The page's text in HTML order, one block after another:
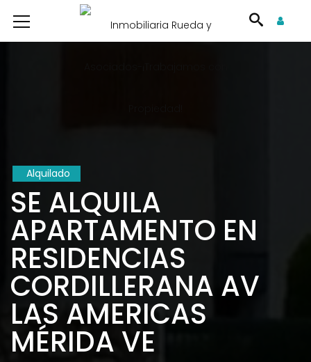
Alquilado
SE ALQUILA
APARTAMENTO EN
RESIDENCIAS
CORDILLERANA AV
LAS AMERICAS
MÉRIDA VE